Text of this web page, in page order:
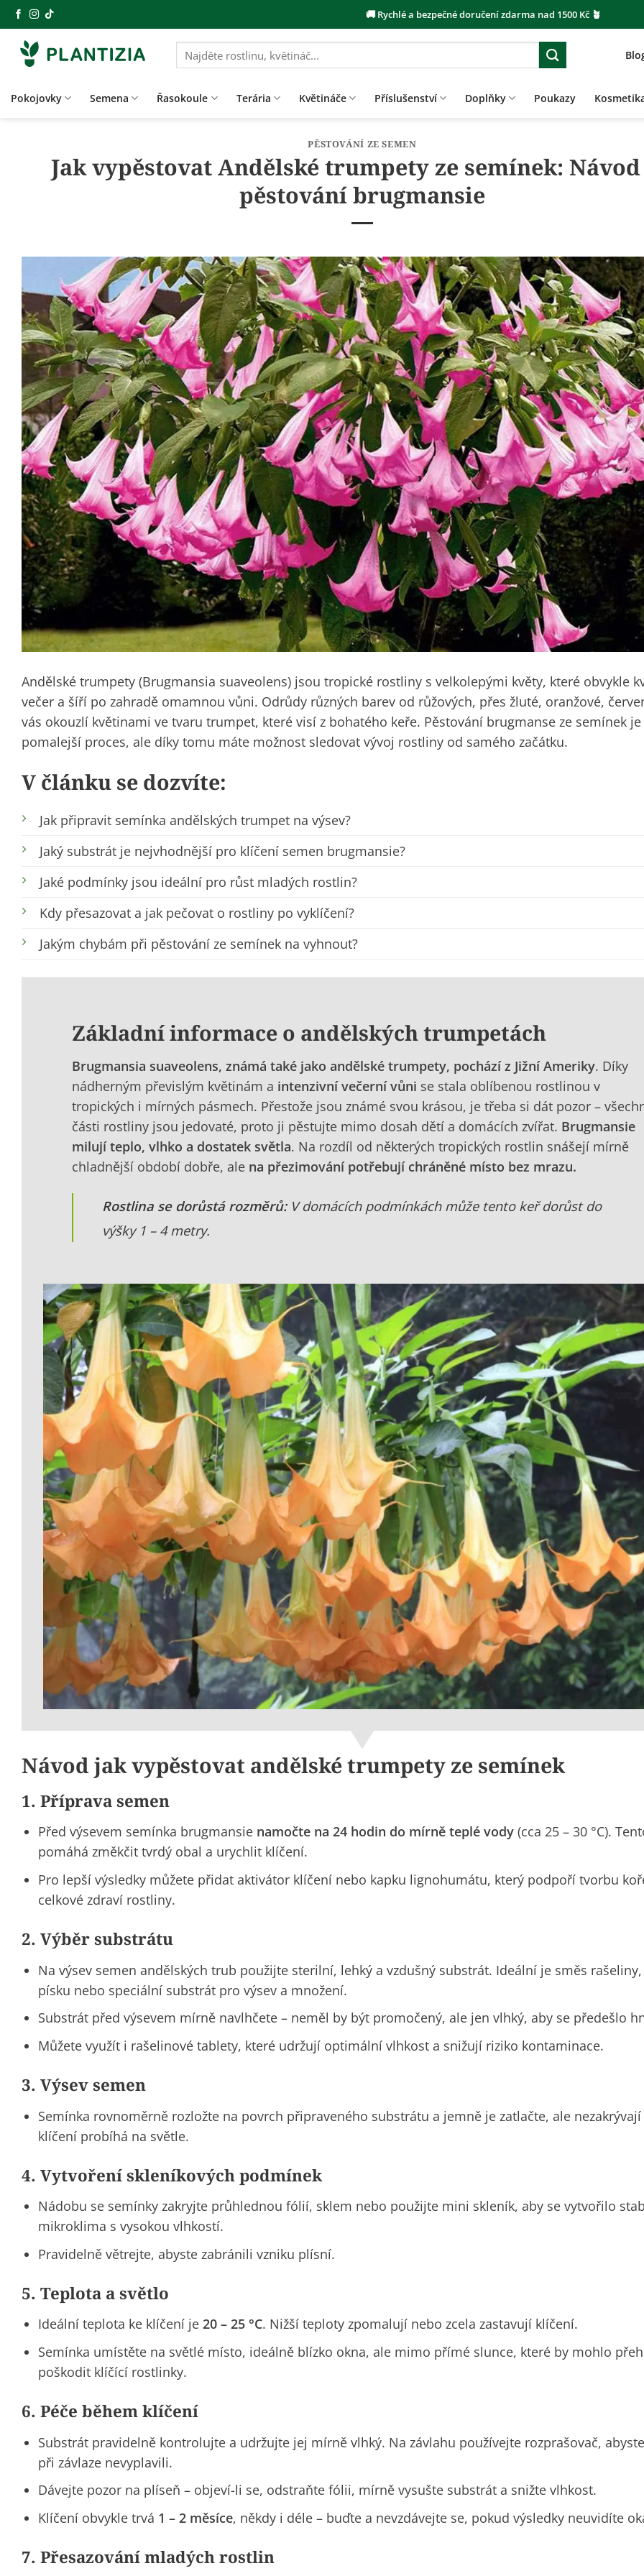
Přeskočit
na
obsah
🚚 Rychlé a bezpečné doručení zdarma nad 1500 Kč 🪴
Hledat:
Pokojovky Semena Řasokoule Terária Květináče Příslušenství Doplňky Poukazy
PĚSTOVÁNÍ ZE SEMEN
Jak vypěstovat Andělské trumpety ze semínek:
pěstování brugmansie
Andělské trumpety (Brugmansia suaveolens) jsou tropické rostliny s velkolepými květy, které obvykle
večer a šíří po zahradě omamnou vůni. Odrůdy různých barev od růžových, přes žluté, oranžové,
vás okouzlí květinami ve tvaru trumpet, které visí z bohatého keře. Pěstování brugmanse ze semínek je
pomalejší proces, ale díky tomu máte možnost sledovat vývoj rostliny od samého začátku.
V článku se dozvíte:
Jak připravit semínka andělských trumpet na výsev?
Jaký substrát je nejvhodnější pro klíčení semen brugmansie?
Jaké podmínky jsou ideální pro růst mladých rostlin?
Kdy přesazovat a jak pečovat o rostliny po vyklíčení?
Jakým chybám při pěstování ze semínek na vyhnout?
Základní informace o andělských trumpetách
Brugmansia suaveolens, známá také jako andělské trumpety, pochází z Jižní Ameriky. Díky
nádherným převislým květinám a intenzivní večerní vůni se stala oblíbenou rostlinou v
tropických i mírných pásmech. Přestože jsou známé svou krásou, je třeba si dát pozor –
části rostliny jsou jedovaté, proto ji pěstujte mimo dosah dětí a domácích zvířat. Brugmansie
milují teplo, vlhko a dostatek světla. Na rozdíl od některých tropických rostlin snášejí mírně
chladnější období dobře, ale na přezimování potřebují chráněné místo bez mrazu.
Rostlina se dorůstá rozměrů: V domácích podmínkách může tento keř dorůst do
výšky 1 – 4 metry.
Návod jak vypěstovat andělské trumpety ze semínek
1. Příprava semen
Před výsevem semínka brugmansie namočte na 24 hodin do mírně teplé vody (cca 25 – 30 °C).
pomáhá změkčit tvrdý obal a urychlit klíčení.
Pro lepší výsledky můžete přidat aktivátor klíčení nebo kapku lignohumátu, který podpoří tvorbu
celkové zdraví rostliny.
2. Výběr substrátu
Na výsev semen andělských trub použijte sterilní, lehký a vzdušný substrát. Ideální je směs
písku nebo speciální substrát pro výsev a množení.
Substrát před výsevem mírně navlhčete – neměl by být promočený, ale jen vlhký, aby se předešlo
Můžete využít i rašelinové tablety, které udržují optimální vlhkost a snižují riziko kontaminace.
3. Výsev semen
Semínka rovnoměrně rozložte na povrch připraveného substrátu a jemně je zatlačte, ale nezakrývají
klíčení probíhá na světle.
4. Vytvoření skleníkových podmínek
Nádobu se semínky zakryjte průhlednou fólií, sklem nebo použijte mini skleník, aby se vytvořilo
mikroklima s vysokou vlhkostí.
Pravidelně větrejte, abyste zabránili vzniku plísní.
5. Teplota a světlo
Ideální teplota ke klíčení je20 – 25 °C. Nižší teploty zpomalují nebo zcela zastavují klíčení.
Semínka umístěte na světlé místo, ideálně blízko okna, ale mimo přímé slunce, které by mohlo
poškodit klíčící rostlinky.
6. Péče během klíčení
Substrát pravidelně kontrolujte a udržujte jej mírně vlhký. Na závlahu používejte rozprašovač,
při závlaze nevyplavili.
Dávejte pozor na plíseň – objeví-li se, odstraňte fólii, mírně vysušte substrát a snižte vlhkost.
Klíčení obvykle trvá 1 – 2 měsíce, někdy i déle – buďte a nevzdávejte se, pokud výsledky neuvidíte
7. Přesazování mladých rostlin